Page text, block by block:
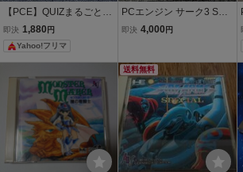
【PCE】QUIZまるごとTH
Eワールド【PCエンジ
ン】
即決 1,880 円
Yahoo!フリマ
PCエンジン サーク3 SUP
ER CD-ROM2 PCE
即決 4,000 円
送料無料